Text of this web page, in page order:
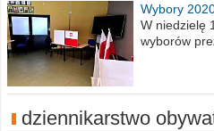
Wybory
procent
W niedzielę
wyborów
dziennikarstwo